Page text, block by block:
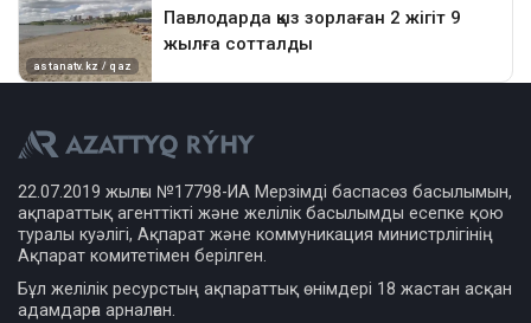
22.07.2019 жылғы №17798-ИА Мерзімді баспасөз басылымын,
ақпараттық агенттікті және желілік басылымды есепке қою
туралы куәлігі, Ақпарат және коммуникация министрлігінің
Ақпарат комитетімен берілген.
Бұл желілік ресурстың ақпараттық өнімдері 18 жастан асқан
адамдарға арналған.